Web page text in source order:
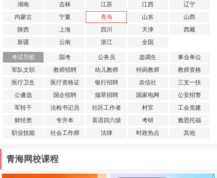
湖南
吉林 江苏 江西
辽宁
内蒙古
宁夏 青海 山东
山西
陕西
上海 四川 天津
西藏
新疆
云南 浙江 全国
考试导航 国考 公务员 选调生
事业单位
军队文职
教师招聘 幼儿教师 特岗教师
教师资格
医疗卫生
医疗资格证 银行招聘 农信社
三支一扶
公遴选
国企招聘 烟草招聘 国家电网
公安招警
军转干
法检书记员 社区工作者 村官
工会党建
财经类
专升本 英语四六级 考研
雅思托福
职业技能
社会工作师 法律 时政热点 其他
青海网校课程